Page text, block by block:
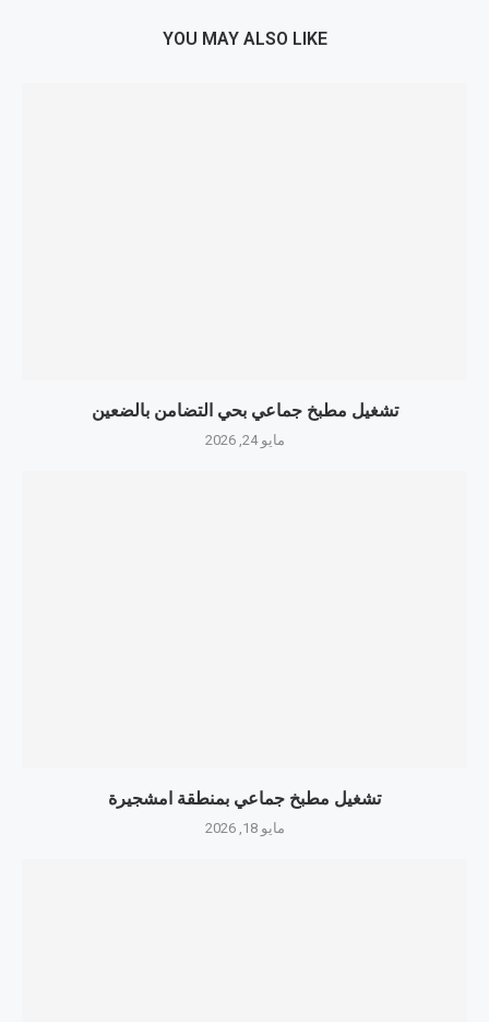
YOU MAY ALSO LIKE
تشغيل مطبخ جماعي بحي التضامن بالضعين
مايو 24, 2026
تشغيل مطبخ جماعي بمنطقة امشجيرة
مايو 18, 2026